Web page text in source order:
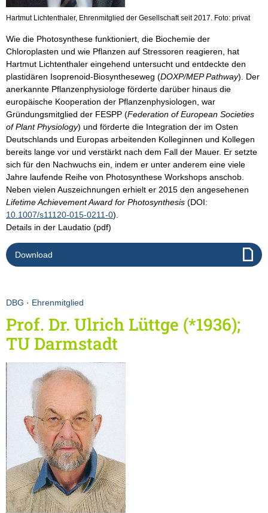
Hartmut Lichtenthaler, Ehrenmitglied der Gesellschaft seit 2017. Foto: privat
Wie die Photosynthese funktioniert, die Biochemie der
Chloroplasten und wie Pflanzen auf Stressoren reagieren, hat
Hartmut Lichtenthaler eingehend untersucht und entdeckte den
plastidären Isoprenoid-Biosyntheseweg (DOXP/MEP Pathway). Der
anerkannte Pflanzenphysiologe förderte darüber hinaus die
europäische Kooperation der Pflanzenphysiologen, war
Gründungsmitglied der FESPP (Federation of European Societies
of Plant Physiology) und förderte die Integration der im Osten
Deutschlands und Europas arbeitenden Kolleginnen und Kollegen
bereits lange vor und verstärkt nach dem Fall der Mauer. Er setzte
sich für den Nachwuchs ein, indem er unter anderem eine viele
Jahre laufende Reihe von Photosynthese Workshops anschob.
Neben vielen Auszeichnungen erhielt er 2015 den angesehenen
Lifetime Achievement Award for Photosynthesis (DOI:
10.1007/s11120-015-0211-0).
Details in der Laudatio (pdf)
Download
DBG · Ehrenmitglied
Prof. Dr. Ulrich Lüttge (*1936);
TU Darmstadt